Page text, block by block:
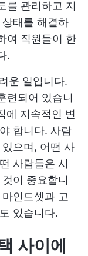
를 관리하고 지
태를 해결하
여 직원들이 한
.
운 일입니다.
련되어 있습니
에 지속적인 변
합니다. 사람
으며, 어떤 사
사람들은 시
이 중요합니
인드셋과 고
있습니다.
사이에